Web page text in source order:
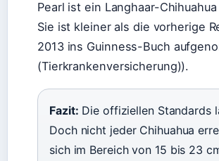
Pearl ist ein Langhaar-
Sie ist kleiner als die vorherige
2013 ins Guinness-Buch
(Tierkrankenversicherung)).
Fazit: Die offiziellen Standards
Doch nicht jeder Chihuahua
sich im Bereich von 15 bis 23